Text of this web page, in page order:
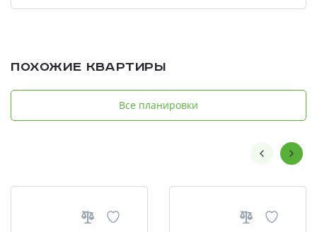
Похожие квартиры
Все планировки